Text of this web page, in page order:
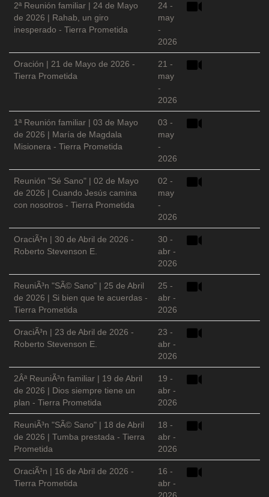
2ª Reunión familiar | 24 de Mayo
de 2026 | Rahab, un giro
inesperado - Tierra Prometida
24 -
may
-
2026
Oración | 21 de Mayo de 2026 -
Tierra Prometida
21 -
may
-
2026
1ª Reunión familiar | 03 de Mayo
de 2026 | María de Magdala
Misionera - Tierra Prometida
03 -
may
-
2026
Reunión "Sé Sano" | 02 de Mayo
de 2026 | Cuando Jesús camina
con nosotros - Tierra Prometida
02 -
may
-
2026
OraciÃ³n | 30 de Abril de 2026 -
Roberto Stevenson E.
30 -
abr -
2026
ReuniÃ³n "SÃ© Sano" | 25 de Abril
de 2026 | Si bien que te acuerdas -
Tierra Prometida
25 -
abr -
2026
OraciÃ³n | 23 de Abril de 2026 -
Roberto Stevenson E.
23 -
abr -
2026
2Âª ReuniÃ³n familiar | 19 de Abril
de 2026 | Dios siempre tiene un
plan - Tierra Prometida
19 -
abr -
2026
ReuniÃ³n "SÃ© Sano" | 18 de Abril
de 2026 | Tumba prestada - Tierra
Prometida
18 -
abr -
2026
OraciÃ³n | 16 de Abril de 2026 -
Tierra Prometida
16 -
abr -